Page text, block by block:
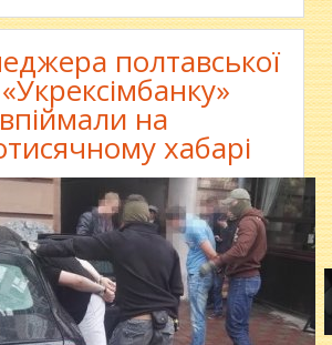
полтавської
«Укрексімбанку»
впіймали на
хабарі